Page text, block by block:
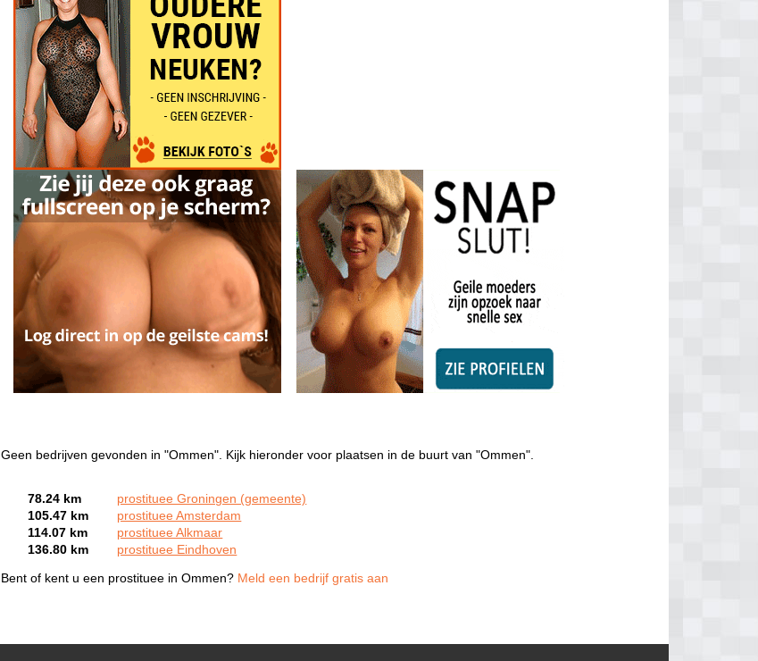
Geen bedrijven gevonden in "Ommen". Kijk hieronder voor plaatsen in de buurt van "Ommen".
78.24 km
prostituee Groningen (gemeente)
105.47 km
prostituee Amsterdam
114.07 km
prostituee Alkmaar
136.80 km
prostituee Eindhoven
Bent of kent u een prostituee in Ommen? Meld een bedrijf gratis aan